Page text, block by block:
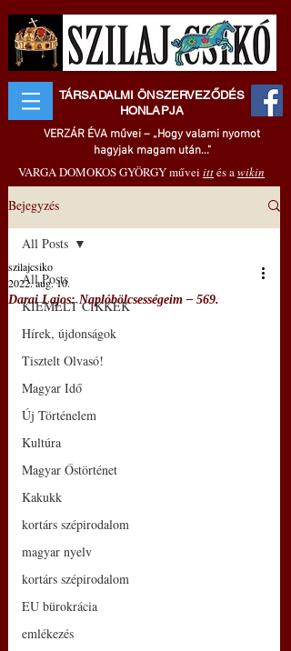
TÁRSADALMI ÖNSZERVEZŐDÉS
HONLAPJA
VERZÁR ÉVA művei – „Hogy valami nyomot
hagyjak magam után..."
VARGA DOMOKOS GYÖRGY művei ittés awikin
Bejegyzés
All Posts
KIEMELT CIKKEK
Hírek, újdonságok
Tisztelt Olvasó!
Magyar Idő
Új Történelem
Kultúra
Magyar Őstörténet
Kakukk
kortárs szépirodalom
magyar nyelv
kortárs szépirodalom
EU bürokrácia
emlékezés
All Posts
Darai Lajos: Naplóbölcsességeim – 569.
szilajcsiko
2022. aug. 10.